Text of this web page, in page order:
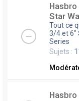
Star
Tout ce
3/4 et 6"
Series
Sujets :
Hasbro